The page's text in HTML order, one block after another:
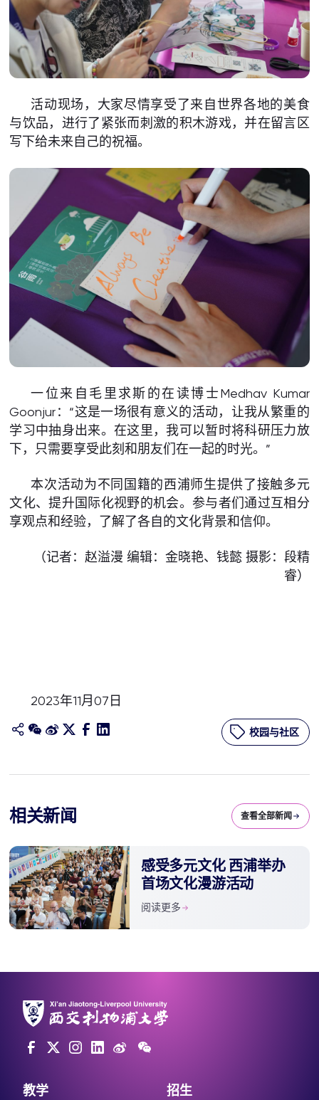
活动现场，大家尽情享受了来自世界各地的美食
与饮品，进行了紧张而刺激的积木游戏，并在留言区
写下给未来自己的祝福。
一位来自毛里求斯的在读博士Medhav Kumar
Goonjur：“这是一场很有意义的活动，让我从繁重的
学习中抽身出来。在这里，我可以暂时将科研压力放
下，只需要享受此刻和朋友们在一起的时光。”
本次活动为不同国籍的西浦师生提供了接触多元
文化、提升国际化视野的机会。参与者们通过互相分
享观点和经验，了解了各自的文化背景和信仰。
（记者：赵溢漫 编辑：金晓艳、钱懿 摄影：段精
睿）
2023年11月07日
校园与社区
相关新闻 查看全部新闻
感受多元文化 西浦举办
首场文化漫游活动
阅读更多
教学 招生